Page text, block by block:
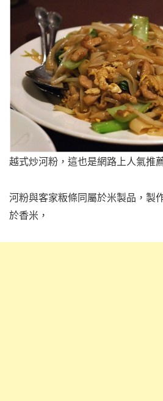
越式炒河粉，這也是網路上人氣推
河粉與客家粄條同屬於米製品，製
於香米，